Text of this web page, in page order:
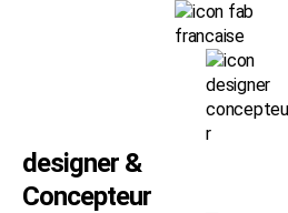
designer &
Concepteur